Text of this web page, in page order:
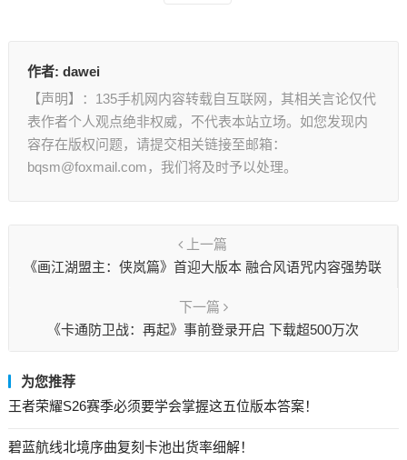
作者: dawei
【声明】：135手机网内容转载自互联网，其相关言论仅代
表作者个人观点绝非权威，不代表本站立场。如您发现内
容存在版权问题，请提交相关链接至邮箱：
bqsm@foxmail.com，我们将及时予以处理。
上一篇
《画江湖盟主：侠岚篇》首迎大版本 融合风语咒内容强势联
下一篇
《卡通防卫战：再起》事前登录开启 下载超500万次
为您推荐
王者荣耀S26赛季必须要学会掌握这五位版本答案！
碧蓝航线北境序曲复刻卡池出货率细解！